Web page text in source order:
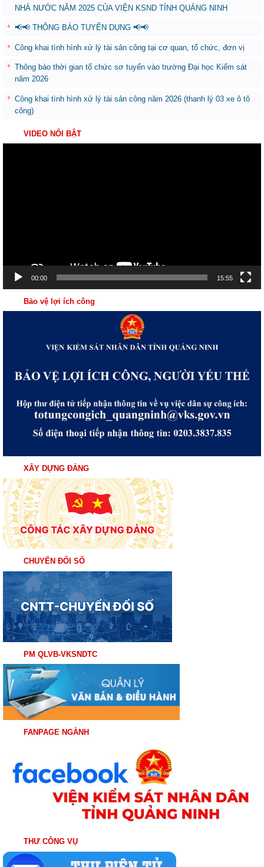
NHÀ NƯỚC NĂM 2025 CỦA VIỆN KSND TỈNH QUẢNG NINH
📢📢 THÔNG BÁO TUYỂN DỤNG 📢📢
Công khai tình hình xử lý tài sản công tại cơ quan, tổ chức, đơn vị
Thông báo thời gian tổ chức sơ tuyển vào trường Đại học Kiểm sát
năm 2026
Công khai tình hình xử lý tài sản công năm 2026 (thanh lý 03 xe ô tô
công)
VIDEO NỔI BẬT
00:00 15:55
Bảo vệ lợi ích công
XÂY DỰNG ĐẢNG
CHUYỂN ĐỔI SỐ
PM QLVB-VKSNDTC
FANPAGE NGÀNH
THƯ CÔNG VỤ